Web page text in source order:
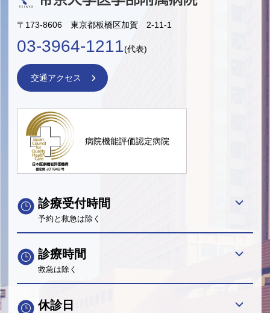
〒173-8606 東京都板橋区加賀 2-11-1
03-3964-1211(代表)
交通アクセス
病院機能評価認定病院
診療受付時間
予約と救急は除く
診療時間
救急は除く
休診日